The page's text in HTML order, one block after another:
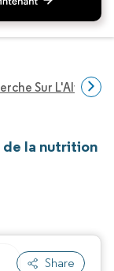
Sur
de la nutrition
Share